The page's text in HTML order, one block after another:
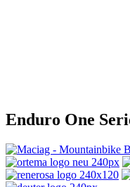
Enduro One